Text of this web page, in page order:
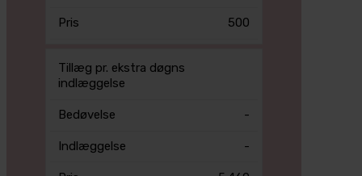
500
Tillæg pr. ekstra døgns
indlæggelse
-
-